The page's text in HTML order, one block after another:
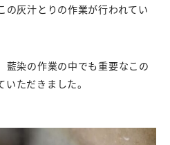
の灰汁とりの作業が行われてい
藍染の作業の中でも重要なこの
いただきました。